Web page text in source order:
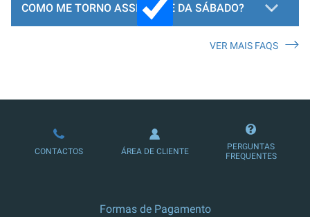
COMO ME TORNO ASSINANTE DA SÁBADO?
LOJA DE ASSINATURAS
VER MAIS FAQS
CONTACTOS ÁREA DE CLIENTE
PERGUNTAS
FREQUENTES
Formas de Pagamento